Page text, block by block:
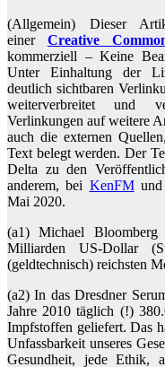
(Allgemein) Dieser
einer Creative
kommerziell – Keine
Unter Einhaltung der
deutlich sichtbaren
weiterverbreitet und
Verlinkungen auf weitere
auch die externen
Text belegt werden. Der
Delta zu den
anderem, bei KenFMund
Mai 2020.
(a1) Michael
Milliarden US-Dollar
(geldtechnisch) reichsten
(a2) In das Dresdner
Jahre 2010 täglich (!)
Impfstoffen geliefert. Das
Unfassbarkeit unseres
Gesundheit, jede Ethik,